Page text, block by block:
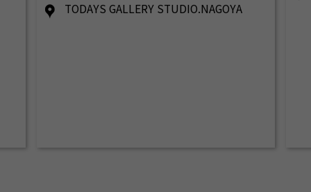
TODAYS GALLERY STUDIO.NAGOYA